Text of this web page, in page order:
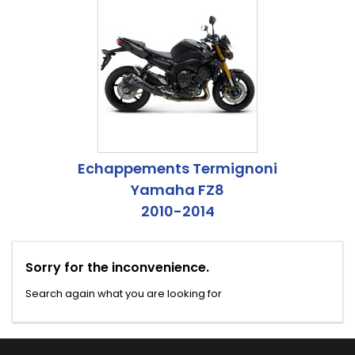
Echappements Termignoni
Yamaha FZ8
2010-2014
Sorry for the inconvenience.
Search again what you are looking for